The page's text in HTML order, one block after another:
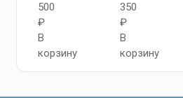
500
₽
В
корзину
350
₽
В
корзину